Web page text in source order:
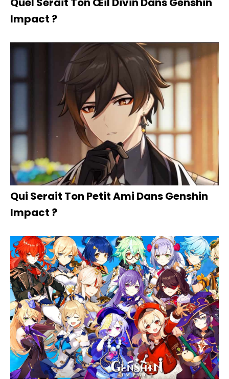
Impact ?
Qui Serait Ton Petit Ami Dans Genshin
Impact ?